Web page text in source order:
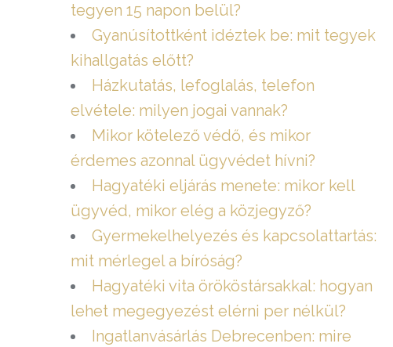
tegyen 15 napon belül?
Gyanúsítottként idéztek be: mit tegyek
kihallgatás előtt?
Házkutatás, lefoglalás, telefon
elvétele: milyen jogai vannak?
Mikor kötelező védő, és mikor
érdemes azonnal ügyvédet hívni?
Hagyatéki eljárás menete: mikor kell
ügyvéd, mikor elég a közjegyző?
Gyermekelhelyezés és kapcsolattartás:
mit mérlegel a bíróság?
Hagyatéki vita örököstársakkal: hogyan
lehet megegyezést elérni per nélkül?
Ingatlanvásárlás Debrecenben: mire